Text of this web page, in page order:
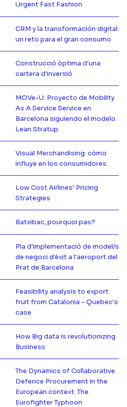
Urgent Fast Fashion
Más información de
CRM y la transformación digital:
un reto para el gran consumo
Más información de
Construcció òptima d'una
cartera d'inversió
Más información de
MOVe-U: Proyecto de Mobility
As A Service Service en
Barcelona siguiendo el modelo
Lean Stratup
Más información de
Visual Merchandising: cómo
influye en los consumidores.
Más información de
Low Cost Airlines' Pricing
Strategies
Más información de
Batxibac, pourquoi pas?
Más información de
Pla d'implementació de model/s
de negoci d'èxit a l'aeroport del
Prat de Barcelona
Más información de
Feasibility analysis to export
fruit from Catalonia - Quebec's
case
Más información de
How Big data is revolutionizing
Business
Más información de
The Dynamics of Collaborative
Defence Procurement in the
European context. The
Eurofighter Typhoon
Más información de